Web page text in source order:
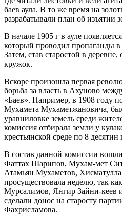
баев аула. В то же время на
разрабатывали план об изъятии
В начале 1905 г в ауле
который проводил пропаганды
Затем, став старостой в
кружок.
Вскоре произошла первая
борьба за власть в Ахуново
«Баев». Например, в 1908 году
Мухамета Мухаметжановича,
уравниловке земель среди
комиссия отбирала земли у
крестьянской среде по 8 десятин
В состав данной комиссии
Фаттах Шарипов, Мухам-мет
Атамьян Мухаметов,
просуществовала неделю, так
Мурсалимов, Янгир Зайни-кеев
сделали донос на старосту
Фахрисламова.